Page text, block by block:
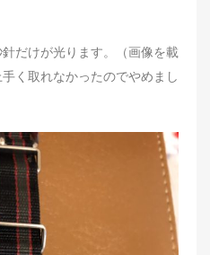
だけが光ります。（画像を載
く取れなかったのでやめまし